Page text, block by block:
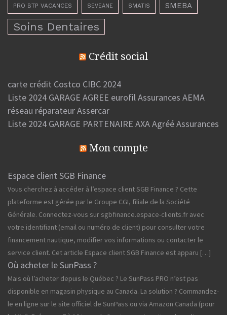
PRO BTP VACANCES SEVEANE SMATIS SMEBA
Soins Dentaires
Crédit social
carte crédit Costco CIBC 2024
Liste 2024 GARAGE AGREE eurofil Assurances AEMA
réseau réparateur Assercar
Liste 2024 GARAGE PARTENAIRE AXA Agréé Assurances
Mon compte
Espace client SGB Finance
Vous cherchez à accéder à l’espace client SGB Finance ? Cette
plateforme est gérée par le Groupe CGI, filiale de la Société
Générale. Connectez-vous sur sgbfinance.espace-clients.fr avec
votre identifiant (email ou numéro de client) pour consulter votre
financement nautique, modifier vos informations ou contacter le
service client. Cet article Espace client SGB Finance est apparu […]
Où acheter le SunPass ?
Mais où l’acheter depuis le Québec ? Le SunPass PRO n’est pas
disponible en magasin physique au Canada. La solution ? Commandez-
le en ligne sur le site officiel de SunPass ou via Amazon Canada (pour